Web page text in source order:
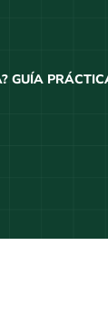
GUÍA